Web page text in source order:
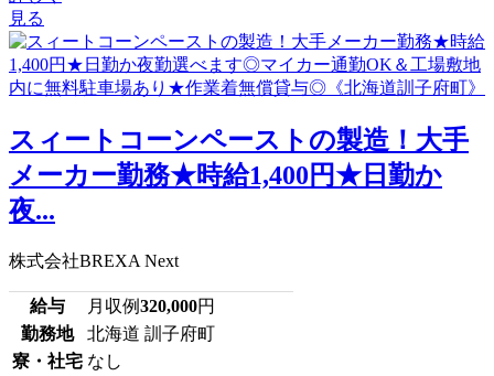
見る
スィートコーンペーストの製造！大手
メーカー勤務★時給1,400円★日勤か
夜...
株式会社BREXA Next
給与 月収例320,000円
勤務地
北海道 訓子府町
寮・社宅 なし